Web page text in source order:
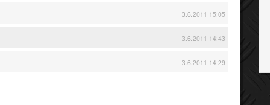
3.6.2011 15:05
3.6.2011 14:43
3.6.2011 14:29